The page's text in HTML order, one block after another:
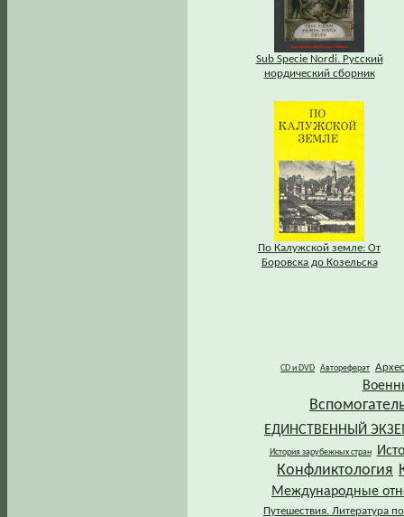
Sub Specie Nordi. Русский
нордический сборник
По Калужской земле: От
Боровска до Козельска
CD и DVD Автореферат
ЕДИНСТВЕННЫЙ
История зарубежных стран
Конфликтология
Международные
Путешествия. Литература